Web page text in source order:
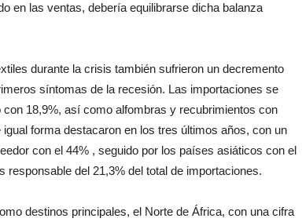
en las ventas, debería equilibrarse dicha balanza
durante la crisis también sufrieron un decremento
síntomas de la recesión. Las importaciones se
18,9%, así como alfombras y recubrimientos con
forma destacaron en los tres últimos años, con un
con el 44% , seguido por los países asiáticos con el
del 21,3% del total de importaciones.
destinos principales, el Norte de África, con una cifra